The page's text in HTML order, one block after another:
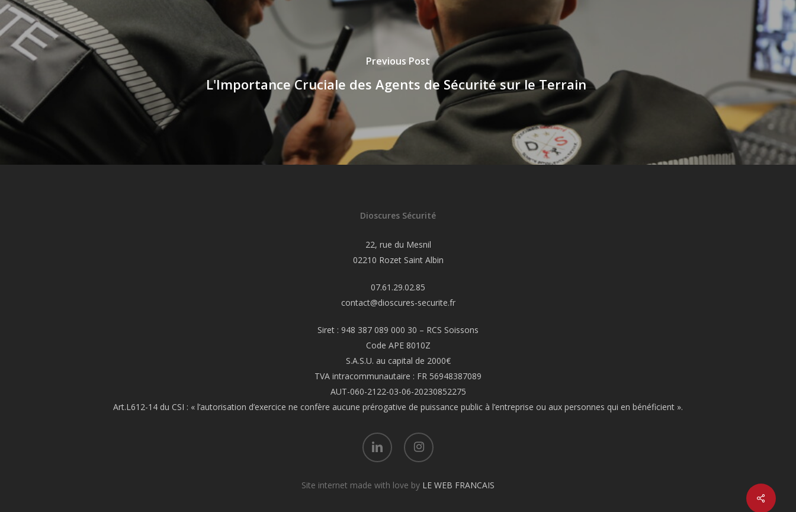
Previous Post
L'Importance Cruciale des Agents de Sécurité sur le Terrain
Dioscures Sécurité
22, rue du Mesnil
02210 Rozet Saint Albin
07.61.29.02.85
contact@dioscures-securite.fr
Siret : 948 387 089 000 30 – RCS Soissons
Code APE 8010Z
S.A.S.U. au capital de 2000€
TVA intracommunautaire : FR 56948387089
AUT-060-2122-03-06-20230852275
Art.L612-14 du CSI : « l’autorisation d’exercice ne confère aucune prérogative de puissance public à l’entreprise ou aux personnes qui en bénéficient ».
linkedin instagram
Site internet made with love by LE WEB FRANCAIS